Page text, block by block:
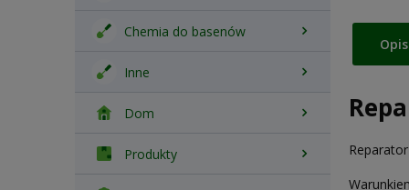
Chemia do basenów
Inne
Dom
Produkty
Opis